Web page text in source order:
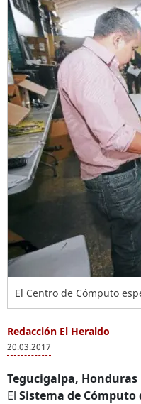
El Centro de Cómputo
Redacción El Heraldo
20.03.2017
Tegucigalpa, Honduras
El Sistema de